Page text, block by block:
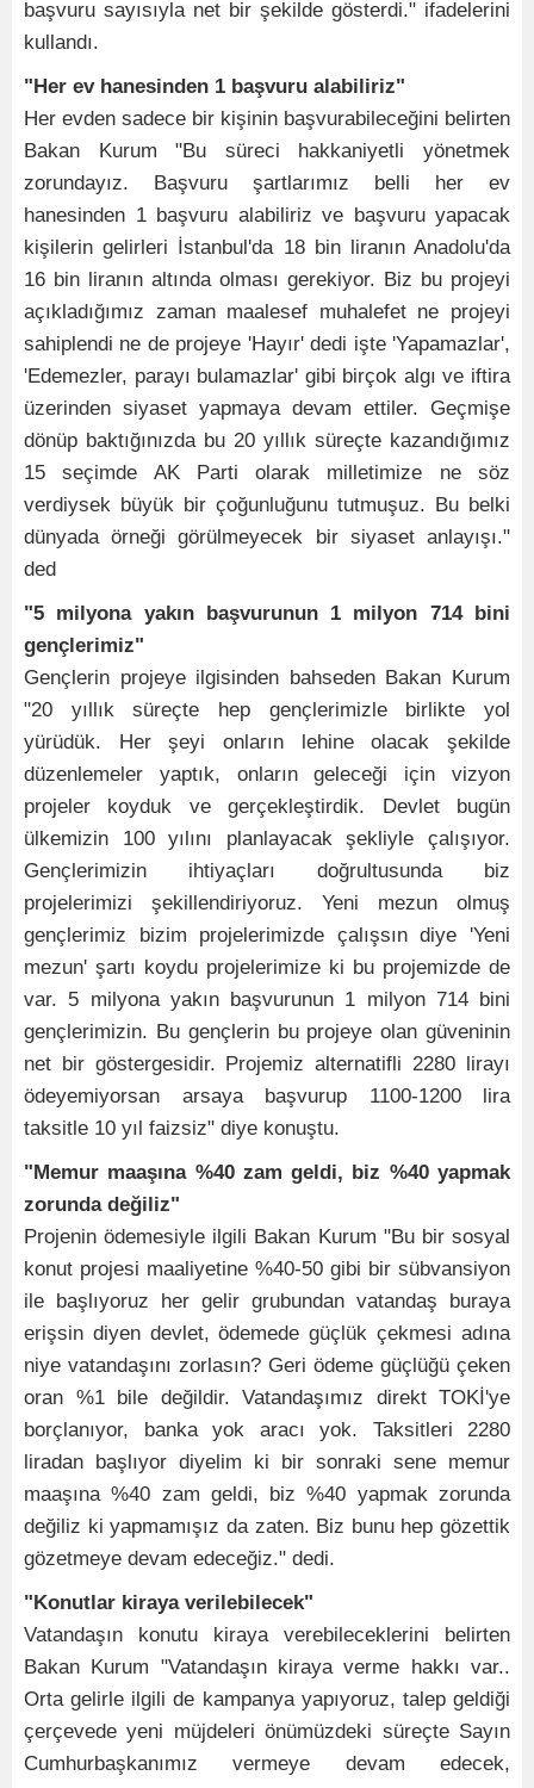
başvuru sayısıyla net bir şekilde gösterdi." ifadelerini
kullandı.
"Her ev hanesinden 1 başvuru alabiliriz"
Her evden sadece bir kişinin başvurabileceğini belirten
Bakan Kurum "Bu süreci hakkaniyetli yönetmek
zorundayız. Başvuru şartlarımız belli her ev
hanesinden 1 başvuru alabiliriz ve başvuru yapacak
kişilerin gelirleri İstanbul'da 18 bin liranın Anadolu'da
16 bin liranın altında olması gerekiyor. Biz bu projeyi
açıkladığımız zaman maalesef muhalefet ne projeyi
sahiplendi ne de projeye 'Hayır' dedi işte 'Yapamazlar',
'Edemezler, parayı bulamazlar' gibi birçok algı ve iftira
üzerinden siyaset yapmaya devam ettiler. Geçmişe
dönüp baktığınızda bu 20 yıllık süreçte kazandığımız
15 seçimde AK Parti olarak milletimize ne söz
verdiysek büyük bir çoğunluğunu tutmuşuz. Bu belki
dünyada örneği görülmeyecek bir siyaset anlayışı."
ded
"5 milyona yakın başvurunun 1 milyon 714 bini
gençlerimiz"
Gençlerin projeye ilgisinden bahseden Bakan Kurum
"20 yıllık süreçte hep gençlerimizle birlikte yol
yürüdük. Her şeyi onların lehine olacak şekilde
düzenlemeler yaptık, onların geleceği için vizyon
projeler koyduk ve gerçekleştirdik. Devlet bugün
ülkemizin 100 yılını planlayacak şekliyle çalışıyor.
Gençlerimizin ihtiyaçları doğrultusunda biz
projelerimizi şekillendiriyoruz. Yeni mezun olmuş
gençlerimiz bizim projelerimizde çalışsın diye 'Yeni
mezun' şartı koydu projelerimize ki bu projemizde de
var. 5 milyona yakın başvurunun 1 milyon 714 bini
gençlerimizin. Bu gençlerin bu projeye olan güveninin
net bir göstergesidir. Projemiz alternatifli 2280 lirayı
ödeyemiyorsan arsaya başvurup 1100-1200 lira
taksitle 10 yıl faizsiz" diye konuştu.
"Memur maaşına %40 zam geldi, biz %40 yapmak
zorunda değiliz"
Projenin ödemesiyle ilgili Bakan Kurum "Bu bir sosyal
konut projesi maaliyetine %40-50 gibi bir sübvansiyon
ile başlıyoruz her gelir grubundan vatandaş buraya
erişsin diyen devlet, ödemede güçlük çekmesi adına
niye vatandaşını zorlasın? Geri ödeme güçlüğü çeken
oran %1 bile değildir. Vatandaşımız direkt TOKİ'ye
borçlanıyor, banka yok aracı yok. Taksitleri 2280
liradan başlıyor diyelim ki bir sonraki sene memur
maaşına %40 zam geldi, biz %40 yapmak zorunda
değiliz ki yapmamışız da zaten. Biz bunu hep gözettik
gözetmeye devam edeceğiz." dedi.
"Konutlar kiraya verilebilecek"
Vatandaşın konutu kiraya verebileceklerini belirten
Bakan Kurum "Vatandaşın kiraya verme hakkı var..
Orta gelirle ilgili de kampanya yapıyoruz, talep geldiği
çerçevede yeni müjdeleri önümüzdeki süreçte Sayın
Cumhurbaşkanımız vermeye devam edecek,